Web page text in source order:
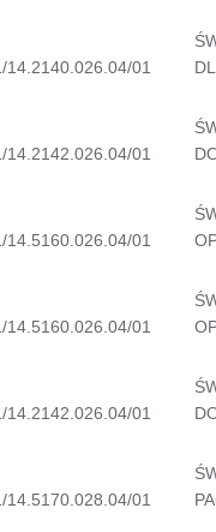
14.2140.026.04/01
14.2142.026.04/01
14.5160.026.04/01
14.5160.026.04/01
14.2142.026.04/01
14.5170.028.04/01